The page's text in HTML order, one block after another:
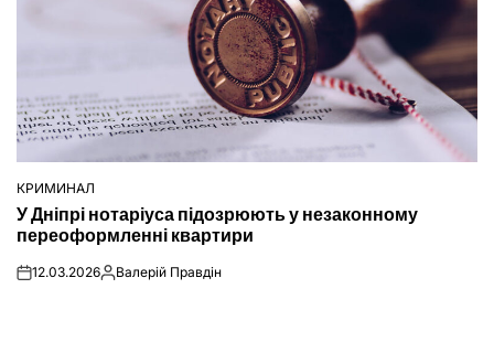
ОПУБЛІКУВАТИ
У
КРИМИНАЛ
У Дніпрі нотаріуса підозрюють у незаконному
переоформленні квартири
on12.03.2026Опубліковано
Валерій Правдін